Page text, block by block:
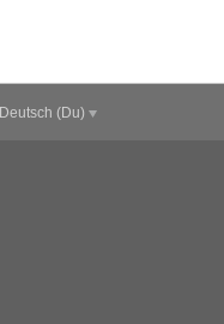
Deutsch (Du)